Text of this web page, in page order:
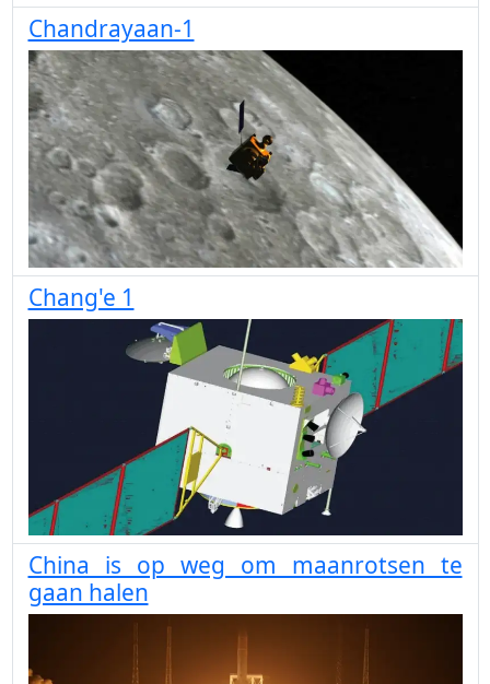
Chandrayaan-1
Chang'e 1
China is op weg om maanrotsen te
gaan halen